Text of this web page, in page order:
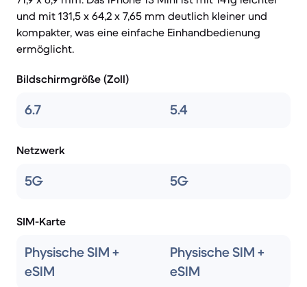
und mit 131,5 x 64,2 x 7,65 mm deutlich kleiner und
kompakter, was eine einfache Einhandbedienung
ermöglicht.
Bildschirmgröße (Zoll)
6.7 5.4
Netzwerk
5G 5G
SIM-Karte
Physische SIM +
eSIM
Physische SIM +
eSIM